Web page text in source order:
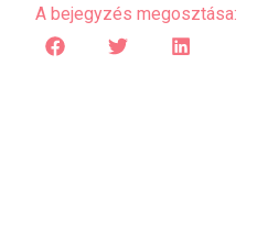
A bejegyzés megosztása: